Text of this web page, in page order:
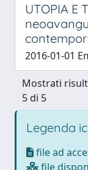
UTOPIA E
2016-01-01
Mostrati
5 di 5
Legenda
file ad
file